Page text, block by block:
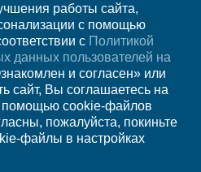
555-47-07
7.00-23.00
Старый Оскол
на прием
работы сайта,
с помощью
с Политикой
данных пользователей на
и согласен» или
сайт, Вы соглашаетесь на
помощью cookie-файлов
пожалуйста, покиньте
файлы в настройках